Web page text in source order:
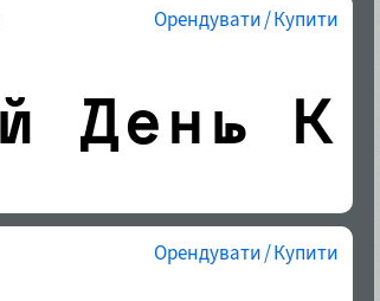
Орендувати / Купити
Орендувати / Купити